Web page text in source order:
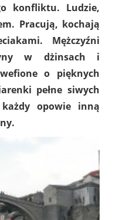
konfliktu. Ludzie,
Pracują, kochają
Mężczyźni
w dżinsach i
o pięknych
pełne siwych
opowie inną